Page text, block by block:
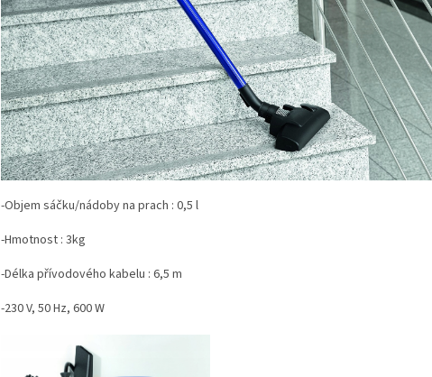
-Objem sáčku/nádoby na prach : 0,5 l
-Hmotnost : 3kg
-Délka přívodového kabelu : 6,5 m
-230 V, 50 Hz, 600 W